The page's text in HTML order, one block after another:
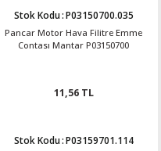
Stok Kodu:P03150700.035
Pancar Motor Hava Filitre Emme
Contası Mantar P03150700
11,56 TL
Stok Kodu:P03159701.114